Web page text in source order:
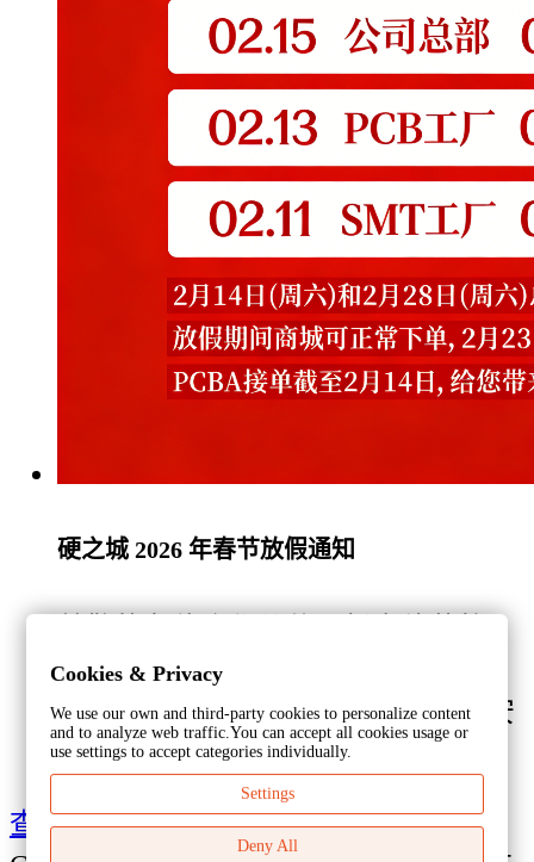
硬之城 2026 年春节放假通知
至，为保障假期期间业务衔接顺畅，
结合国家放假规定与公司实际运营安
排，现...
查看更多 >
Cookies & Privacy
We use our own and third-party cookies to personalize content
and to analyze web traffic.You can accept all cookies usage or
use settings to accept categories individually.
Settings
Deny All